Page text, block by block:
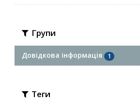
Групи
Довідкова інформація 1
Теги